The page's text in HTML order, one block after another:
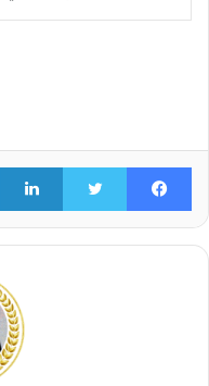
الإلكتروني...
فيسبوك